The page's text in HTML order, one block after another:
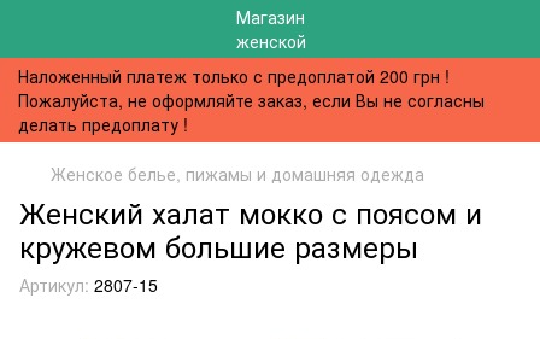
Наложенный платеж только с предоплатой 200 грн !
Пожалуйста, не оформляйте заказ, если Вы не согласны
делать предоплату !
Женское белье, пижамы и домашняя одежда
Женский халат мокко с поясом и
кружевом большие размеры
Артикул: 2807-15